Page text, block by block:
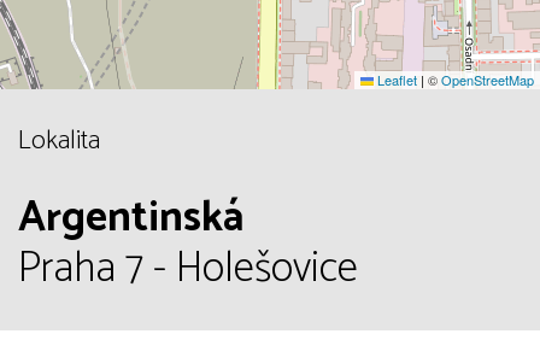
Leaflet | ©OpenStreetMap
Lokalita
Argentinská
Praha 7 - Holešovice